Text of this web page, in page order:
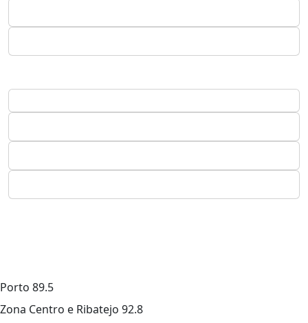
Porto 89.5
Zona Centro e Ribatejo 92.8